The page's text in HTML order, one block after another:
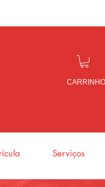
CARRINHO
Serviços